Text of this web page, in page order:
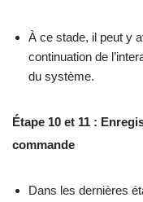
À ce stade, il peut y
continuation de
du système.
Étape 10 et 11 :
commande
Dans les dernières